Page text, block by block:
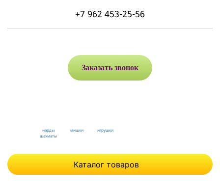
+7 962 453-25-56
Заказать звонок
нарды
шахматы
мишки игрушки
Каталог товаров